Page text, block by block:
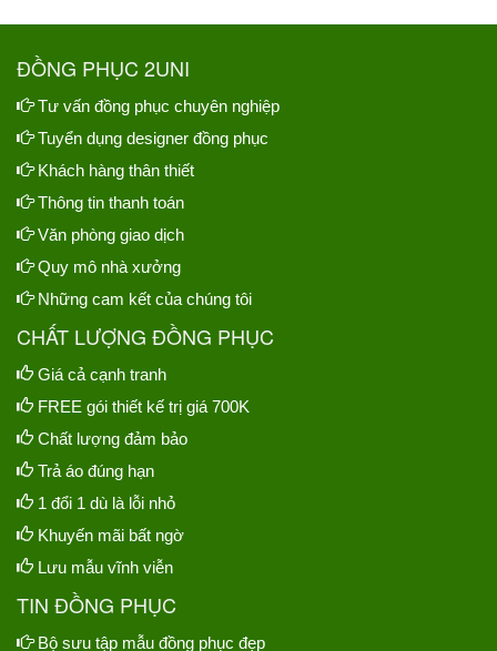
ĐỒNG PHỤC 2UNI
Tư vấn đồng phục chuyên nghiệp
Tuyển dụng designer đồng phục
Khách hàng thân thiết
Thông tin thanh toán
Văn phòng giao dịch
Quy mô nhà xưởng
Những cam kết của chúng tôi
CHẤT LƯỢNG ĐỒNG PHỤC
Giá cả cạnh tranh
FREE gói thiết kế trị giá 700K
Chất lượng đảm bảo
Trả áo đúng hạn
1 đổi 1 dù là lỗi nhỏ
Khuyến mãi bất ngờ
Lưu mẫu vĩnh viễn
TIN ĐỒNG PHỤC
Bộ sưu tập mẫu đồng phục đẹp